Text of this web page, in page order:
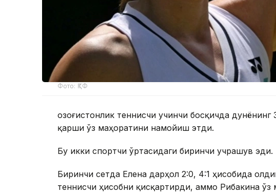
Фото: ҚТФ
Қозоғистонлик теннисчи учинчи босқичда
қарши ўз маҳоратини намойиш этди.
Бу икки спортчи ўртасидаги биринчи учрашув эди.
Биринчи сетда Елена дарҳол 2:0, 4:1 ҳисобида
теннисчи ҳисобни қисқартирди, аммо Рибакина